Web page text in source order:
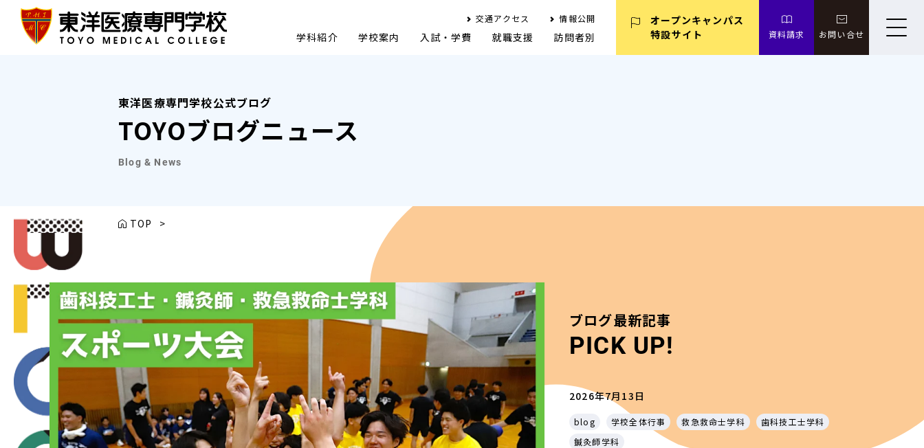
交通アクセス 情報公開
学科紹介 学校案内 入試・学費 就職支援 訪問者別
オープンキャンパス
特設サイト
資料請求 お問い合せ
東洋医療専門学校公式ブログ
TOYOブログニュース
Blog & News
TOP >
ブログ最新記事
PICK UP!
2026年7月13日
blog 学校全体行事 救急救命士学科
歯科技工士学科
鍼灸師学科